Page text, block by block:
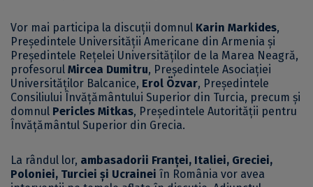
Vor mai participa la discuții domnul Karin Markides,
Președintele Universității Americane din Armenia și
Președintele Rețelei Universităților de la Marea Neagră,
profesorul Mircea Dumitru, Președintele Asociației
Universităților Balcanice, Erol Özvar, Președintele
Consiliului Învățământului Superior din Turcia, precum și
domnul Pericles Mitkas, Președintele Autorității pentru
Învățământul Superior din Grecia.
La rândul lor, ambasadorii Franței, Italiei, Greciei,
Poloniei, Turciei și Ucrainei în România vor avea